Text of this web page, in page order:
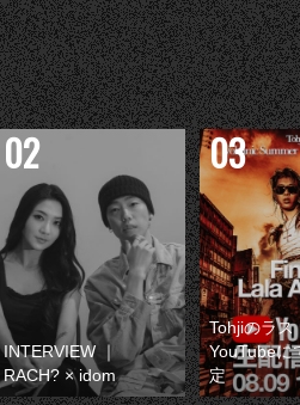
INTERVIEW ｜
RACH? × idom
Tohjiのラス
YouTubeに
定